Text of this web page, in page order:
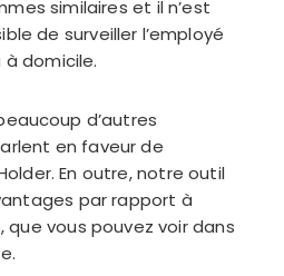
similaires et il n’est
de surveiller l’employé
domicile.
d’autres
en faveur de
En outre, notre outil
par rapport à
que vous pouvez voir dans
.